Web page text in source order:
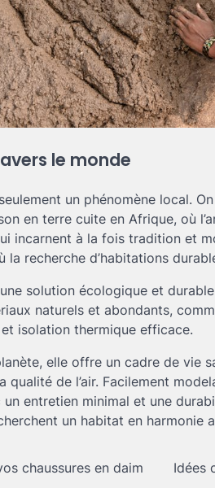
le monde
un phénomène local.
en terre cuite en Afrique, où
incarnent à la fois tradition et
recherche d’habitations
solution écologique et
naturels et abondants,
isolation thermique efficace.
elle offre un cadre de vie
qualité de l’air. Facilement
entretien minimal et une
un habitat en harmonie
chaussures en daim
Idées